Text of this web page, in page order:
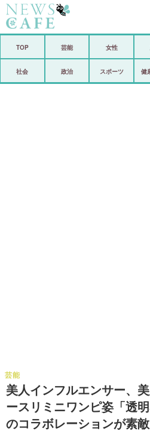
TOP 芸能 女性
社会 政治 スポーツ 健
美人インフルエンサー、
ースリミニワンピ姿「透
のコラボレーションが素
芸能